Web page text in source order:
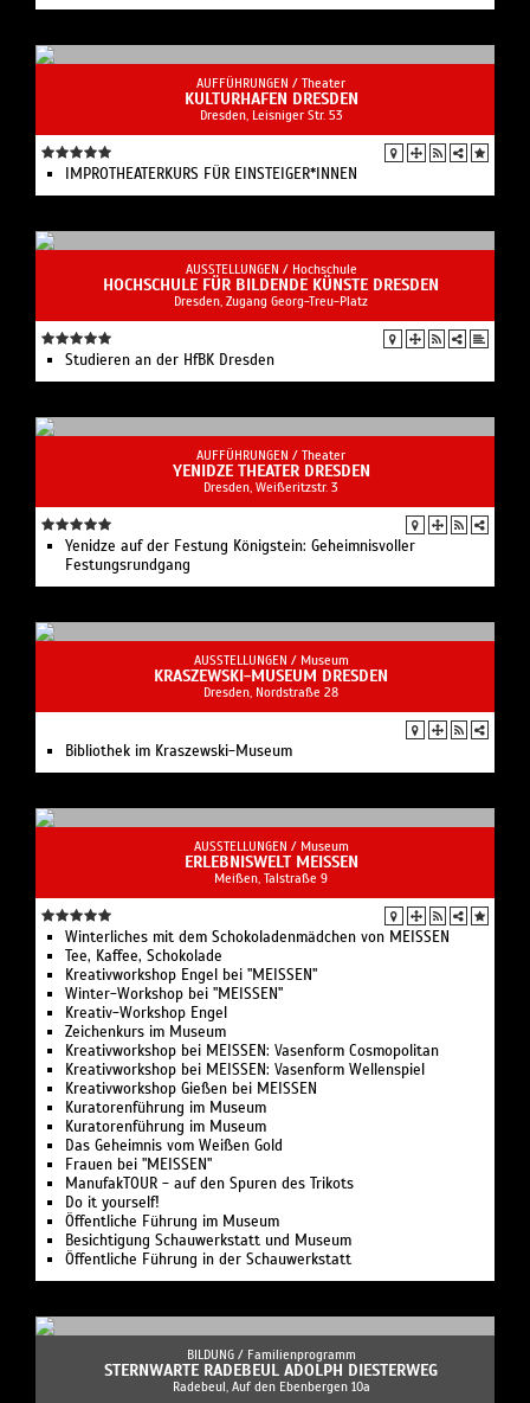
AUFFÜHRUNGEN / Theater
KULTURHAFEN DRESDEN
Dresden, Leisniger Str. 53
IMPROTHEATERKURS FÜR EINSTEIGER*INNEN
AUSSTELLUNGEN / Hochschule
HOCHSCHULE FÜR BILDENDE KÜNSTE DRESDEN
Dresden, Zugang Georg-Treu-Platz
Studieren an der HfBK Dresden
AUFFÜHRUNGEN / Theater
YENIDZE THEATER DRESDEN
Dresden, Weißeritzstr. 3
Yenidze auf der Festung Königstein: Geheimnisvoller
Festungsrundgang
AUSSTELLUNGEN / Museum
KRASZEWSKI-MUSEUM DRESDEN
Dresden, Nordstraße 28
Bibliothek im Kraszewski-Museum
AUSSTELLUNGEN / Museum
ERLEBNISWELT MEISSEN
Meißen, Talstraße 9
Winterliches mit dem Schokoladenmädchen von MEISSEN
Tee, Kaffee, Schokolade
Kreativworkshop Engel bei "MEISSEN"
Winter-Workshop bei "MEISSEN"
Kreativ-Workshop Engel
Zeichenkurs im Museum
Kreativworkshop bei MEISSEN: Vasenform Cosmopolitan
Kreativworkshop bei MEISSEN: Vasenform Wellenspiel
Kreativworkshop Gießen bei MEISSEN
Kuratorenführung im Museum
Kuratorenführung im Museum
Das Geheimnis vom Weißen Gold
Frauen bei "MEISSEN"
ManufakTOUR - auf den Spuren des Trikots
Do it yourself!
Öffentliche Führung im Museum
Besichtigung Schauwerkstatt und Museum
Öffentliche Führung in der Schauwerkstatt
BILDUNG / Familienprogramm
STERNWARTE RADEBEUL ADOLPH DIESTERWEG
Radebeul, Auf den Ebenbergen 10a